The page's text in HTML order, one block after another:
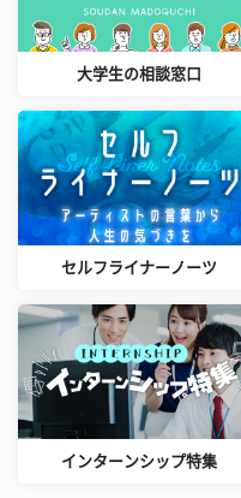
大学生の相談窓口
セルフライナーノーツ
インターンシップ特集